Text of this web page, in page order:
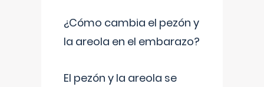
¿Cómo cambia el pezón y
la areola en el embarazo?
El pezón y la areola se